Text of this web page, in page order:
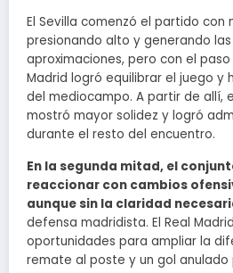
El Sevilla comenzó el partido con
presionando alto y generando
aproximaciones, pero con el
Madrid logró equilibrar el juego y
del mediocampo. A partir de allí,
mostró mayor solidez y logró
durante el resto del encuentro.
En la segunda mitad, el
reaccionar con cambios
aunque sin la claridad
defensa madridista. El Real
oportunidades para ampliar la
remate al poste y un gol